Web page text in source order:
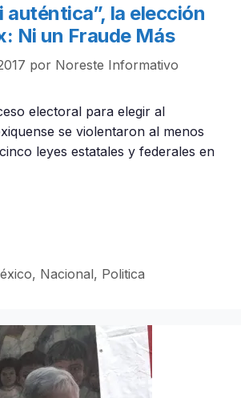
auténtica”, la elección
Ni un Fraude Más
por Noreste Informativo
electoral para elegir al
se violentaron al menos
leyes estatales y federales en
, Nacional, Politica